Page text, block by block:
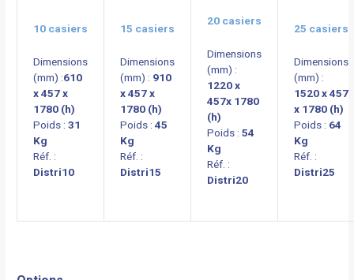
10 casiers
Dimensions
(mm) :610
x 457 x
1780 (h)
Poids : 31
Kg
Réf. :
Distri10
15 casiers
Dimensions
(mm) : 910
x 457 x
1780 (h)
Poids : 45
Kg
Réf. :
Distri15
20 casiers
Dimensions
(mm) :
1220 x
457x 1780
(h)
Poids :54
Kg
Réf. :
Distri20
25 casiers
Dimensions
(mm) :
1520 x 457
x 1780 (h)
Poids : 64
Kg
Réf. :
Distri25